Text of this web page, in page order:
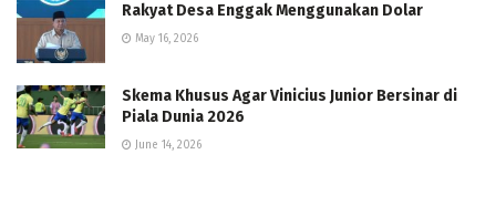
Rakyat Desa Enggak Menggunakan Dolar
May 16, 2026
Skema Khusus Agar Vinicius Junior Bersinar di
Piala Dunia 2026
June 14, 2026